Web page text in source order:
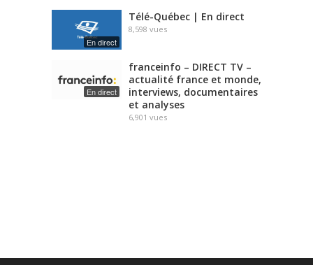
En direct
Télé-Québec | En direct
8,598 vues
En direct
franceinfo – DIRECT TV –
actualité france et monde,
interviews, documentaires
et analyses
6,901 vues